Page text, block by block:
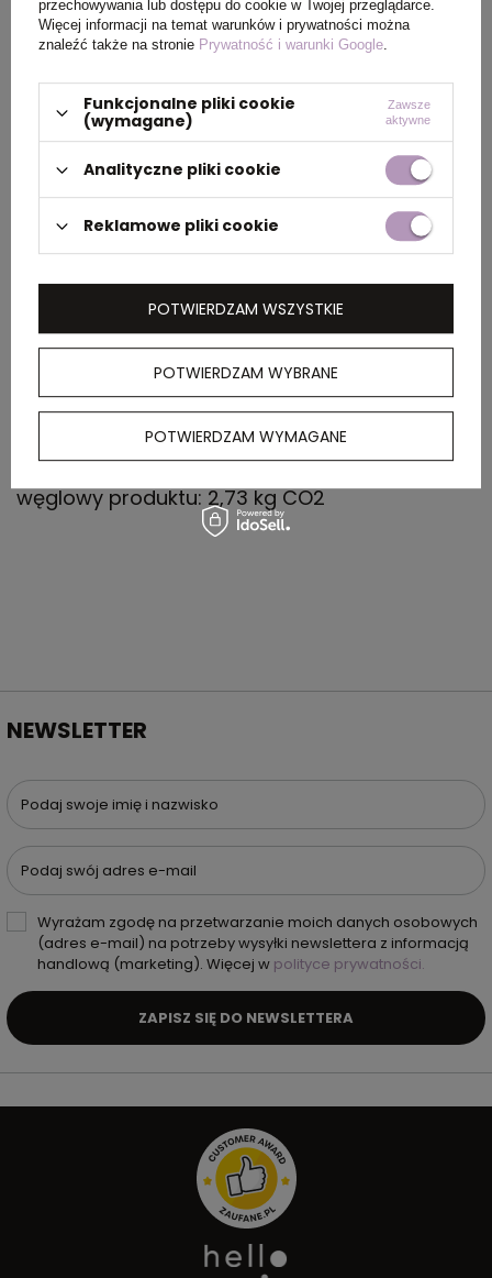
Ilość szt. w
wewnętrznym
25
kartonu
zewnętrznego
OPIS
Teleskopowa latarka COB, obudowa
wykonana z aluminium, elastyczna, wysuwana
końcówka wyposażona jest w 3 diody LED oraz
magnes do wyciągania przedmiotów z trudno
dostępnych miejsc, z boku jasne światło COB
węglowy produktu: 2,73 kg CO2
NEWSLETTER
Podaj swoje imię i nazwisko
Podaj swój adres e-mail
Wyrażam zgodę na przetwarzanie moich danych osobowych
(adres e-mail) na potrzeby wysyłki newslettera z informacją
handlową (marketing). Więcej w polityce prywatności.
ZAPISZ SIĘ DO NEWSLETTERA
przechowywania lub dostępu do cookie w Twojej przeglądarce.
Więcej informacji na temat warunków i prywatności można
znaleźć także na stronie Prywatność i warunki Google.
Funkcjonalne pliki cookie
(wymagane)
Zawsze
aktywne
Analityczne pliki cookie
Reklamowe pliki cookie
POTWIERDZAM WYBRANE
POTWIERDZAM WYMAGANE
POTWIERDZAM WSZYSTKIE